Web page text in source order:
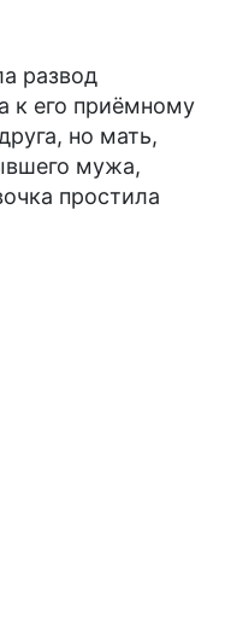
развод
к его приёмному
но мать,
мужа,
простила